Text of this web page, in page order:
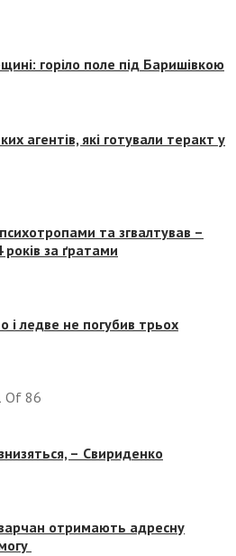
горіло поле під Баришівкою
агентів, які готували теракт у
та згвалтував –
за ґратами
і ледве не погубив трьох
Of 86
– Свириденко
отримають адресну